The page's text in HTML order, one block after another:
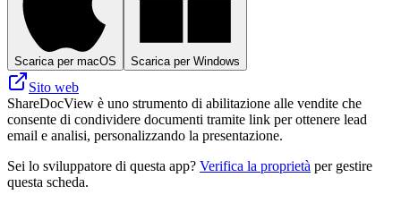
Scarica per macOS Scarica per Windows
Sito web
ShareDocView è uno strumento di abilitazione alle vendite che
consente di condividere documenti tramite link per ottenere lead
email e analisi, personalizzando la presentazione.
Sei lo sviluppatore di questa app? Verifica la proprietà per gestire
questa scheda.